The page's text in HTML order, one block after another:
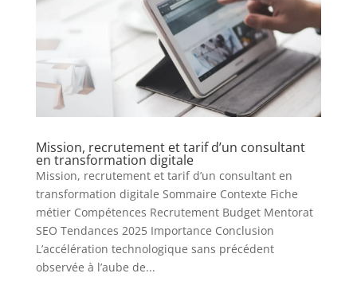
Mission, recrutement et tarif d’un consultant
en transformation digitale
Mission, recrutement et tarif d’un consultant en
transformation digitale Sommaire Contexte Fiche
métier Compétences Recrutement Budget Mentorat
SEO Tendances 2025 Importance Conclusion
L’accélération technologique sans précédent
observée à l’aube de...